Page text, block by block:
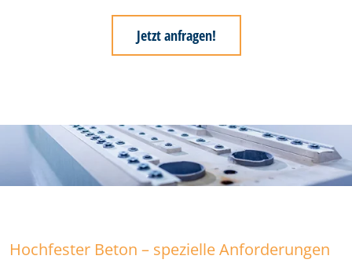
Jetzt anfragen!
Hochfester Beton – spezielle Anforderungen